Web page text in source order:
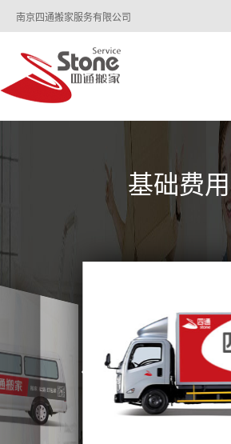
南京四通搬家服务有限公司
基础费用